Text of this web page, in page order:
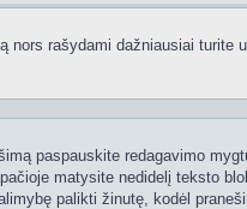
rašydami dažniausiai
paspauskite redagavimo
matysite nedidelį teksto
palikti žinutę, kodėl